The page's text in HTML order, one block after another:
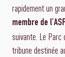
rapidement un
membre de
suivante. Le Parc
tribune destinée